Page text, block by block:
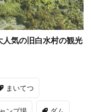
気の旧白水村の観光
まいてつ